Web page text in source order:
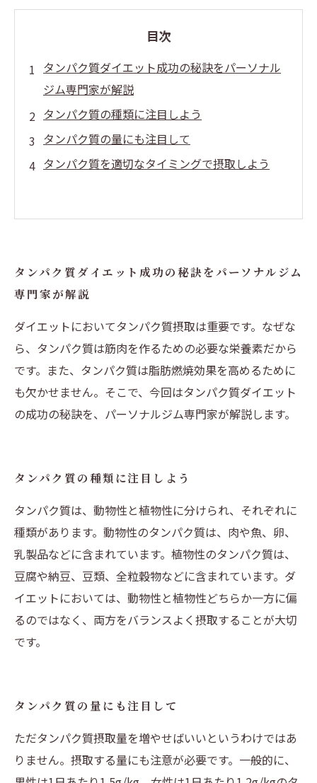
目次
タンパク質ダイエット成功の秘訣をパーソナル
ジム専門家が解説
タンパク質の種類に注目しよう
タンパク質の量にも注目して
タンパク質を適切なタイミングで摂取しよう
タンパク質ダイエット成功の秘訣をパーソナルジム
専門家が解説
ダイエットにおいてタンパク質摂取は重要です。なぜな
ら、タンパク質は筋肉を作るための必要な栄養素だから
です。また、タンパク質は脂肪燃焼効果を高めるために
も欠かせません。そこで、今回はタンパク質ダイエット
の成功の秘訣を、パーソナルジム専門家が解説します。
タンパク質の種類に注目しよう
タンパク質は、動物性と植物性に分けられ、それぞれに
種類があります。動物性のタンパク質は、肉や魚、卵、
乳製品などに含まれています。植物性のタンパク質は、
豆腐や納豆、豆類、全粒穀物などに含まれています。ダ
イエットにおいては、動物性と植物性どちらか一方に偏
るのではなく、両方をバランスよく摂取することが大切
です。
タンパク質の量にも注目して
ただタンパク質摂取量を増やせばいいというわけではあ
りません。摂取する量にも注意が必要です。一般的に、